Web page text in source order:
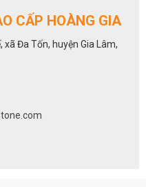
ngủ tốt nhất
ngủ là một trong những vật
nhất. Tuy nhiên, để có được
diện tích, phong cách và
số tiêu chí cần lưu ý khi lựa
CẤP HOÀNG GIA
xã Đa Tốn, huyện Gia Lâm,